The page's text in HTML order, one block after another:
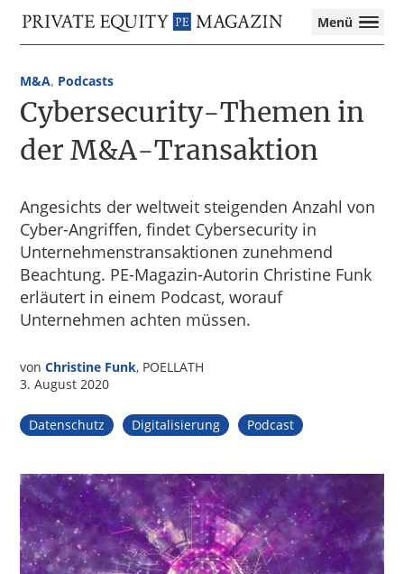
Hauptnavigation
Inhalt
Private
Equity
Das
für
die
Private
Equity-
Branche
Investment
Funds
I
M&A
I
Tax
Menü
Cybersecurity-Themen in
der M&A-Transaktion
Angesichts der weltweit steigenden Anzahl von
Cyber-Angriffen, findet Cybersecurity in
Unternehmenstransaktionen zunehmend
Beachtung. PE-Magazin-Autorin Christine Funk
erläutert in einem Podcast, worauf
Unternehmen achten müssen.
M&A, Podcasts
vonChristine Funk, POELLATH
3. August 2020
Datenschutz Digitalisierung Podcast